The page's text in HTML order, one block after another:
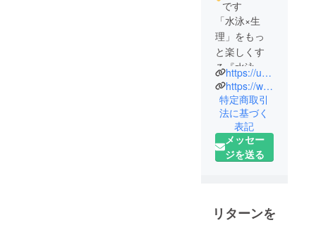
です
「水泳×生
理」をもっ
と楽しくす
る『水泳用
サニタリー
ショーツ』
を取り扱っ
ています。
https://undery-com.myshopify.com/
https://www.instagram.com/undery_com/
特定商取引
法に基づく
表記
メッセー
ジを送る
リターンを